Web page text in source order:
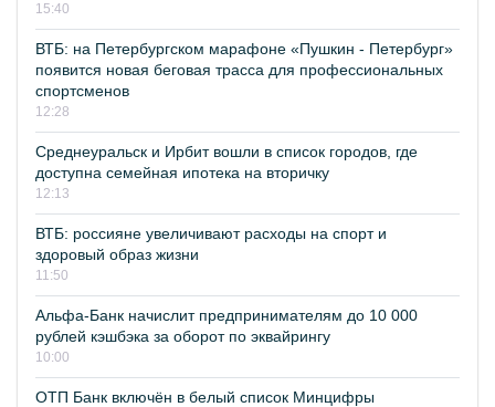
15:40
ВТБ: на Петербургском марафоне «Пушкин - Петербург»
появится новая беговая трасса для профессиональных
спортсменов
12:28
Среднеуральск и Ирбит вошли в список городов, где
доступна семейная ипотека на вторичку
12:13
ВТБ: россияне увеличивают расходы на спорт и
здоровый образ жизни
11:50
Альфа-Банк начислит предпринимателям до 10 000
рублей кэшбэка за оборот по эквайрингу
10:00
ОТП Банк включён в белый список Минцифры